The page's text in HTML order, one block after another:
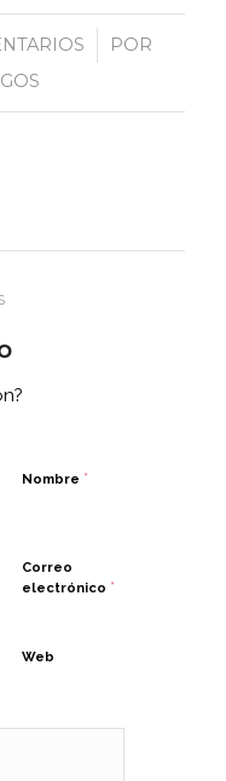
/
POR
Nombre *
Correo
electrónico *
Web